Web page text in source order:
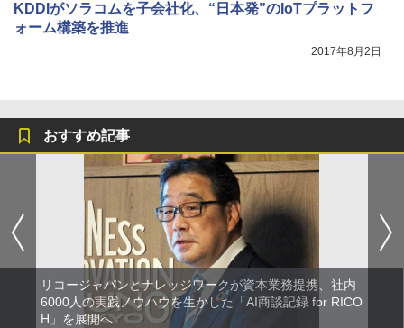
KDDIがソラコムを子会社化、“日本発”のIoTプラットフ
ォーム構築を推進
2017年8月2日
おすすめ記事
リコージャパンとナレッジワークが資本業務提携、社内
6000人の実践ノウハウを生かした「AI商談記録 for RICO
H」を展開へ